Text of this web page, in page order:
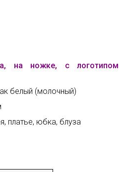
на ножке, с логотипом
белый (молочный)
платье, юбка, блуза